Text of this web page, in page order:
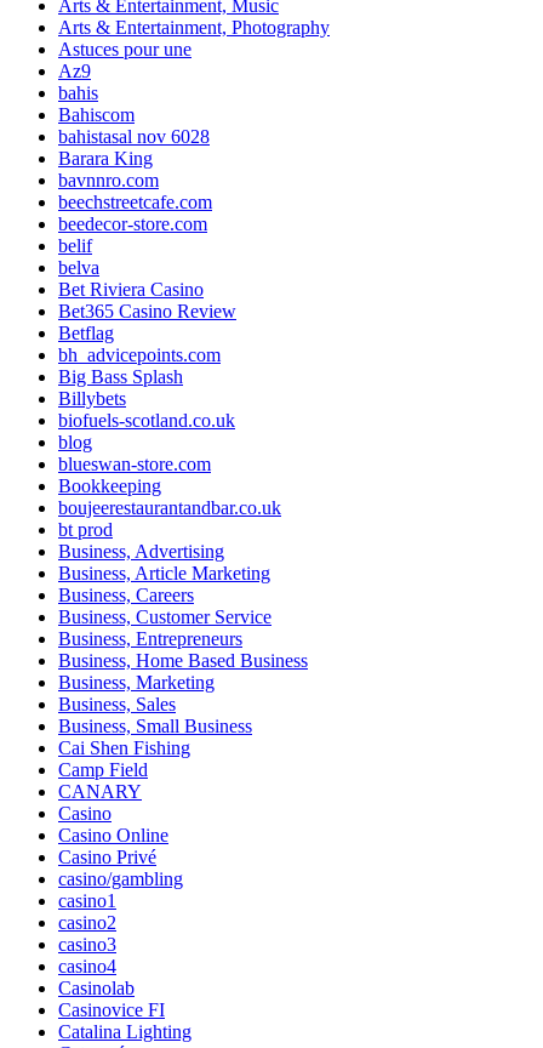
Arts & Entertainment, Music
Arts & Entertainment, Photography
Astuces pour une
Az9
bahis
Bahiscom
bahistasal nov 6028
Barara King
bavnnro.com
beechstreetcafe.com
beedecor-store.com
belif
belva
Bet Riviera Casino
Bet365 Casino Review
Betflag
bh_advicepoints.com
Big Bass Splash
Billybets
biofuels-scotland.co.uk
blog
blueswan-store.com
Bookkeeping
boujeerestaurantandbar.co.uk
bt prod
Business, Advertising
Business, Article Marketing
Business, Careers
Business, Customer Service
Business, Entrepreneurs
Business, Home Based Business
Business, Marketing
Business, Sales
Business, Small Business
Cai Shen Fishing
Camp Field
CANARY
Casino
Casino Online
Casino Privé
casino/gambling
casino1
casino2
casino3
casino4
Casinolab
Casinovice FI
Catalina Lighting